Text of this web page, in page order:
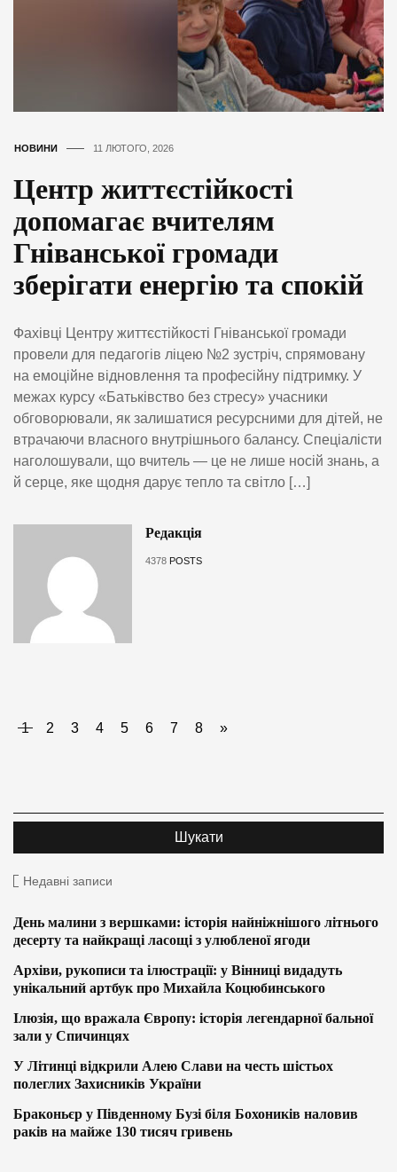
НОВИНИ 11 ЛЮТОГО, 2026
Центр життєстійкості
допомагає вчителям
Гніванської громади
зберігати енергію та спокій
Фахівці Центру життєстійкості Гніванської громади
провели для педагогів ліцею №2 зустріч, спрямовану
на емоційне відновлення та професійну підтримку. У
межах курсу «Батьківство без стресу» учасники
обговорювали, як залишатися ресурсними для дітей, не
втрачаючи власного внутрішнього балансу. Спеціалісти
наголошували, що вчитель — це не лише носій знань, а
й серце, яке щодня дарує тепло та світло […]
Редакція
4378 POSTS
1 2 3 4 5 6 7 8 »
Недавні записи
День малини з вершками: історія найніжнішого літнього
десерту та найкращі ласощі з улюбленої ягоди
Архіви, рукописи та ілюстрації: у Вінниці видадуть
унікальний артбук про Михайла Коцюбинського
Ілюзія, що вражала Європу: історія легендарної бальної
зали у Спичинцях
У Літинці відкрили Алею Слави на честь шістьох
полеглих Захисників України
Браконьєр у Південному Бузі біля Бохоників наловив
раків на майже 130 тисяч гривень